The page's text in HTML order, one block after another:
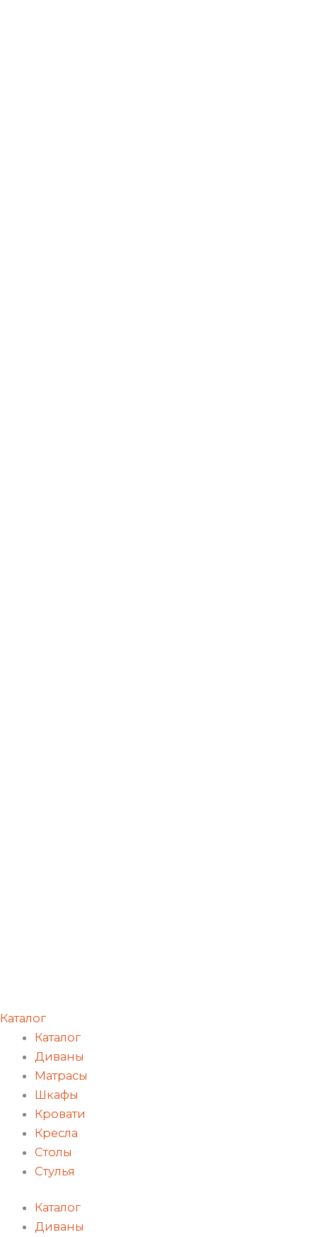
Каталог
Каталог
Диваны
Матрасы
Шкафы
Кровати
Кресла
Столы
Стулья
Каталог
Диваны